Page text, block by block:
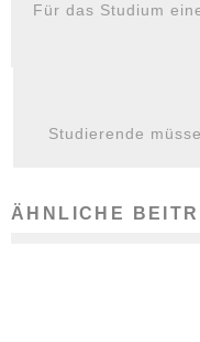
Für das Studium
Studierende
ÄHNLICHE